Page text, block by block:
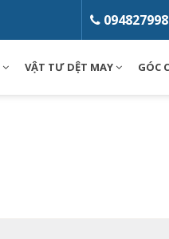
VẬT TƯ DỆT MAY GÓC